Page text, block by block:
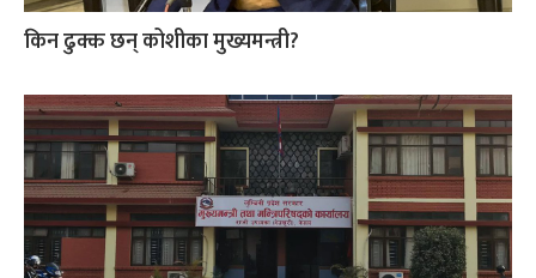
किन ढुक्क छन् कोशीका मुख्यमन्त्री?